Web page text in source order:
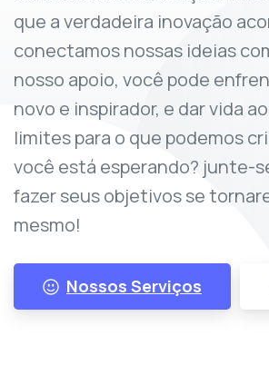
que a verdadeira inovação
conectamos nossas ideias
nosso apoio, você pode
novo e inspirador, e dar vida
limites para o que podemos
você está esperando? junte-
fazer seus objetivos se
mesmo!
Nossos Serviços